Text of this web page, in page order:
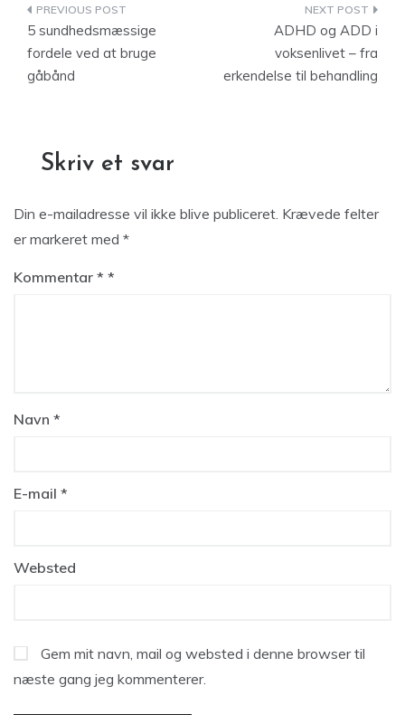
Indlægsnavigation
5 sundhedsmæssige
fordele ved at bruge
gåbånd
ADHD og ADD i
voksenlivet – fra
erkendelse til behandling
Skriv et svar
Din e-mailadresse vil ikke blive publiceret. Krævede felter
er markeret med *
Kommentar *
Navn *
E-mail *
Websted
Gem mit navn, mail og websted i denne browser til
næste gang jeg kommenterer.